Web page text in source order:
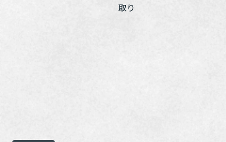
これから住まいをご検討の方